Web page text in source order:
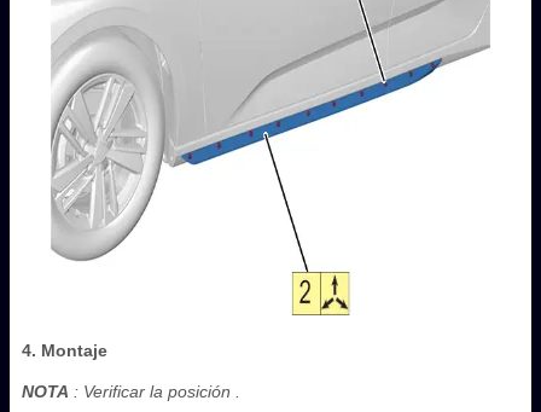
4. Montaje
NOTA : Verificar la posición .